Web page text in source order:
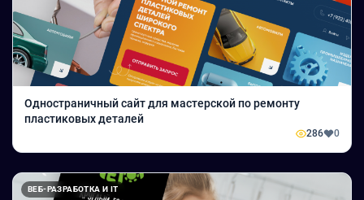
Одностраничный сайт для мастерской по ремонту
пластиковых деталей
286 0
ВЕБ-РАЗРАБОТКА И IT